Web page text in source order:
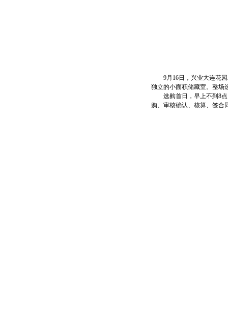
9月16日，兴业大连花园
独立的小面积储藏室。整场
选购首日，早上不到8点
购、审核确认、核算、签合